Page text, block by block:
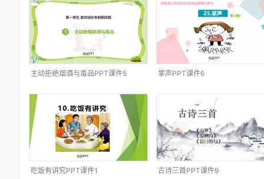
主动拒绝烟酒与毒品PPT课件5 掌声PPT课件6
吃饭有讲究PPT课件1 古诗三首PPT课件9